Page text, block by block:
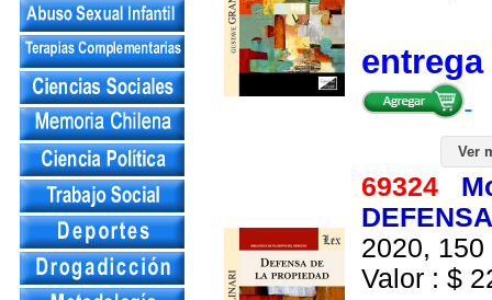
Ver
69324
2020,
Valor : $